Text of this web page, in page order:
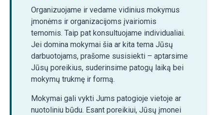
Organizuojame ir vedame vidinius mokymus
įmonėms ir organizacijoms įvairiomis
temomis. Taip pat konsultuojame individualiai.
Jei domina mokymai šia ar kita tema Jūsų
darbuotojams, prašome susisiekti – aptarsime
Jūsų poreikius, suderinsime patogų laiką bei
mokymų trukmę ir formą.
Mokymai gali vykti Jums patogioje vietoje ar
nuotoliniu būdu. Esant poreikiui, Jūsų įmonei